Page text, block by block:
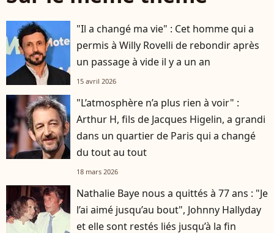
"Il a changé ma vie" : Cet homme qui a
permis à Willy Rovelli de rebondir après
un passage à vide il y a un an
15 avril 2026
"L’atmosphère n’a plus rien à voir" :
Arthur H, fils de Jacques Higelin, a grandi
dans un quartier de Paris qui a changé
du tout au tout
18 mars 2026
Nathalie Baye nous a quittés à 77 ans : "Je
l’ai aimé jusqu’au bout", Johnny Hallyday
et elle sont restés liés jusqu’à la fin